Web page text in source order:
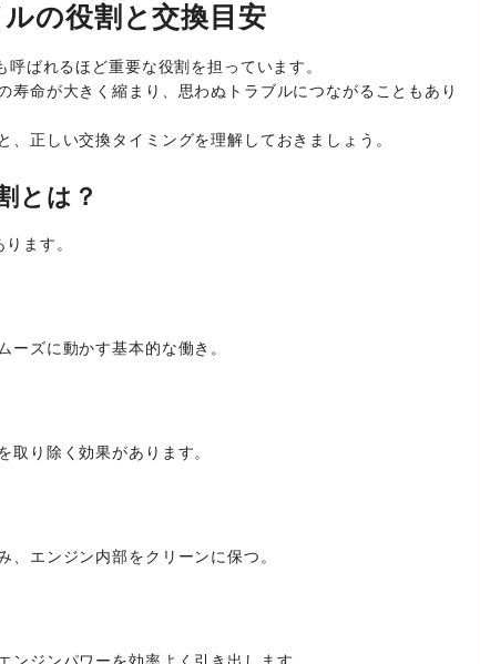
の役割と交換目安
ばれるほど重要な役割を担っています。
寿命が大きく縮まり、思わぬトラブルにつながることもあり
、正しい交換タイミングを理解しておきましょう。
とは？
ます。
ーズに動かす基本的な働き。
取り除く効果があります。
エンジン内部をクリーンに保つ。